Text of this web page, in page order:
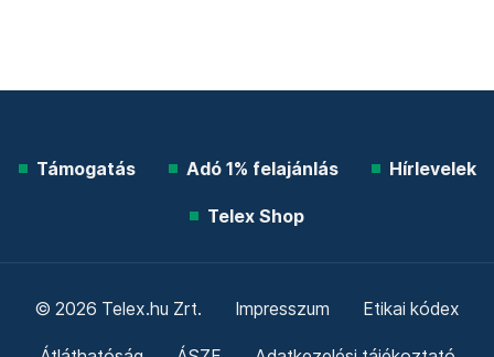
Támogatás Adó 1% felajánlás Hírlevelek
Telex Shop
© 2026 Telex.hu Zrt. Impresszum Etikai kódex